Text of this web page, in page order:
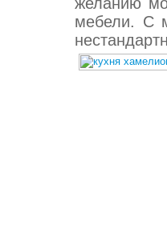
мебели. С